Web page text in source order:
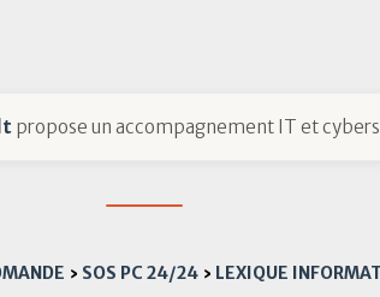
propose un accompagnement IT et
› SOS PC 24/24 › LEXIQUE